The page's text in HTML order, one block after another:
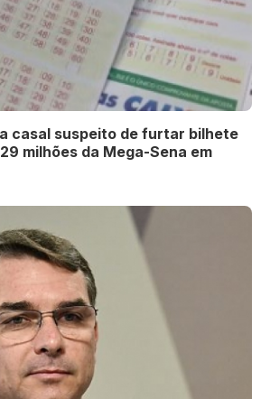
casal suspeito de furtar bilhete
milhões da Mega-Sena em